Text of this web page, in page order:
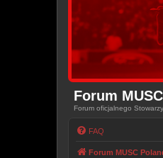
Forum
Forum oficjalnego
FAQ
Forum MUSC